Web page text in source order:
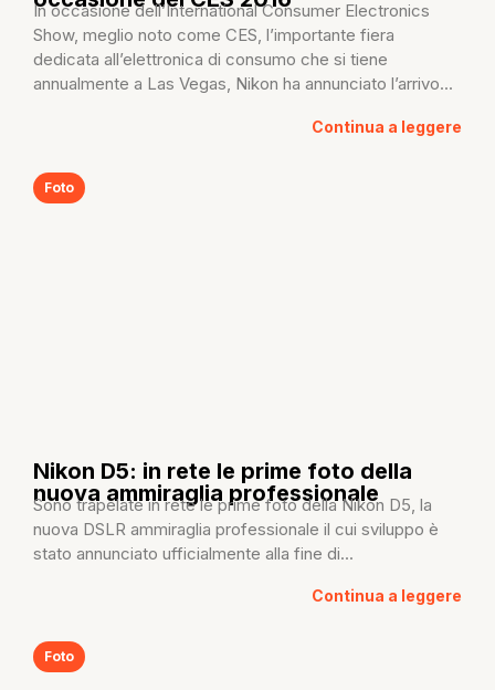
In occasione dell’International Consumer Electronics
Show, meglio noto come CES, l’importante fiera
dedicata all’elettronica di consumo che si tiene
annualmente a Las Vegas, Nikon ha annunciato l’arrivo...
Continua a leggere
Foto
Nikon D5: in rete le prime foto della
nuova ammiraglia professionale
Sono trapelate in rete le prime foto della Nikon D5, la
nuova DSLR ammiraglia professionale il cui sviluppo è
stato annunciato ufficialmente alla fine di...
Continua a leggere
Foto